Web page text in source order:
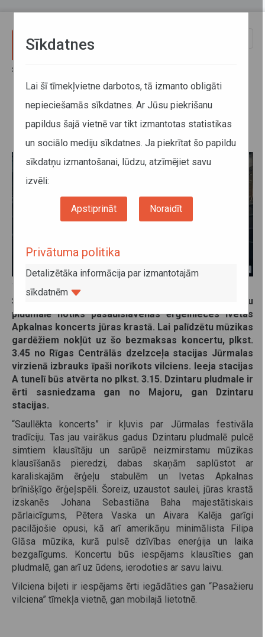
Sākums
Norīkots vilciens uz “Saullēkta
koncertu” Dzintaru pludmalē
12. jūlijs 2023
Svētdien, 16. jūlijā, plkst. 4.45 no rīta Dzintaru
pludmalē notiks pasaulslavenās ērģelnieces Ivetas
Apkalnas koncerts jūras krastā. Lai palīdzētu mūzikas
gardēžiem nokļūt uz šo bezmaksas koncertu, plkst.
3.45 no Rīgas Centrālās dzelzceļa stacijas Jūrmalas
virzienā izbrauks īpaši norīkots vilciens. Ieeja stacijas
A tunelī būs atvērta no plkst. 3.15. Dzintaru pludmale ir
ērti sasniedzama gan no Majoru, gan Dzintaru
stacijas.
“Saullēkta koncerts” ir kļuvis par Jūrmalas festivāla
tradīciju. Tas jau vairākus gadus Dzintaru pludmalē pulcē
simtiem klausītāju un sarūpē neizmirstamu mūzikas
klausīšanās pieredzi, dabas skaņām saplūstot ar
karaliskajām ērģeļu stabulēm un Ivetas Apkalnas
brīnišķīgo ērģeļspēli. Šoreiz, uzaustot saulei, jūras krastā
izskanēs Johana Sebastiāna Baha majestātiskais
pārlaicīgums, Pētera Vaska un Aivara Kalēja garīgi
pacilājošie opusi, kā arī amerikāņu minimālista Filipa
Glāsa mūzika, kurā pulsē dzīvības enerģija un laika
bezgalīgums. Koncertu būs iespējams klausīties gan
pludmalē, gan arī uz ūdens, ierodoties ar savu laivu.
Vilciena biļeti ir iespējams ērti iegādāties gan “Pasažieru
vilciena” tīmekļa vietnē, gan mobilajā lietotnē.
Sīkdatnes
Lai šī tīmekļvietne darbotos, tā izmanto obligāti
nepieciešamās sīkdatnes. Ar Jūsu piekrišanu
papildus šajā vietnē var tikt izmantotas statistikas
un sociālo mediju sīkdatnes. Ja piekrītat šo papildu
sīkdatņu izmantošanai, lūdzu, atzīmējiet savu
izvēli:
Apstiprināt Noraidīt
Privātuma politika
Detalizētāka informācija par izmantotajām
sīkdatnēm